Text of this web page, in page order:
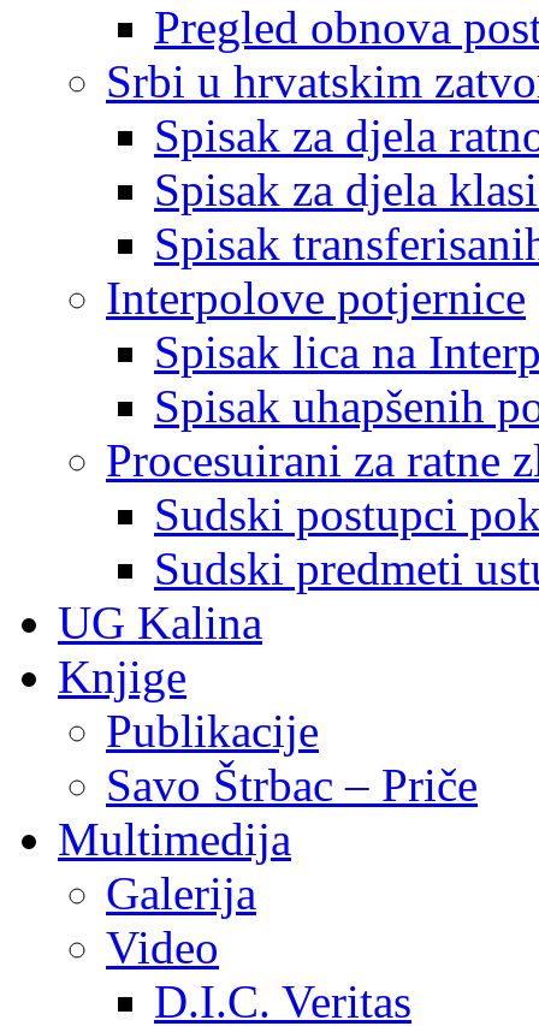
Pregled obnova
Srbi u hrvatskim
Spisak za djela
Spisak za djela
Spisak
Interpolove potjernice
Spisak lica na
Spisak uhapšenih
Procesuirani za ratne
Sudski postupci
Sudski predmeti
UG Kalina
Knjige
Publikacije
Savo Štrbac – Priče
Multimedija
Galerija
Video
D.I.C. Veritas